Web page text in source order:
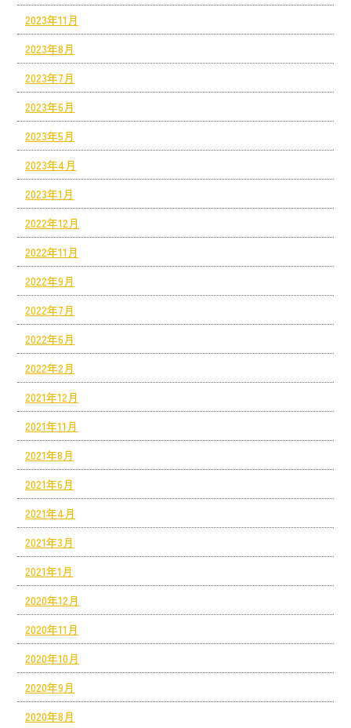
2023年11月
2023年8月
2023年7月
2023年6月
2023年5月
2023年4月
2023年1月
2022年12月
2022年11月
2022年9月
2022年7月
2022年6月
2022年2月
2021年12月
2021年11月
2021年8月
2021年6月
2021年4月
2021年3月
2021年1月
2020年12月
2020年11月
2020年10月
2020年9月
2020年8月